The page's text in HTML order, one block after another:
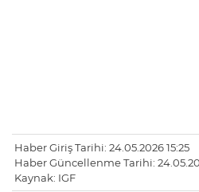
Haber Giriş Tarihi: 24.05.2026 15:25
Haber Güncellenme Tarihi:
Kaynak: IGF